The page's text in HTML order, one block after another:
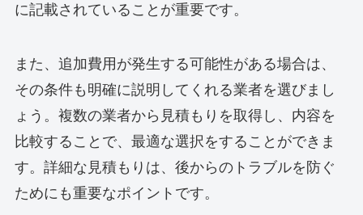
に記載されていることが重要です。
また、追加費用が発生する可能性がある場合は、
その条件も明確に説明してくれる業者を選びまし
ょう。複数の業者から見積もりを取得し、内容を
比較することで、最適な選択をすることができま
す。詳細な見積もりは、後からのトラブルを防ぐ
ためにも重要なポイントです。